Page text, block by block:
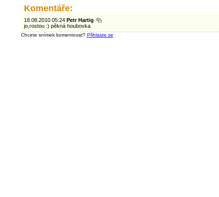
Komentáře:
18.08.2010 05:24Petr Hartig
jo,rostou :) pěkná houbovka
Chcete snímek komentovat? Přihlaste se